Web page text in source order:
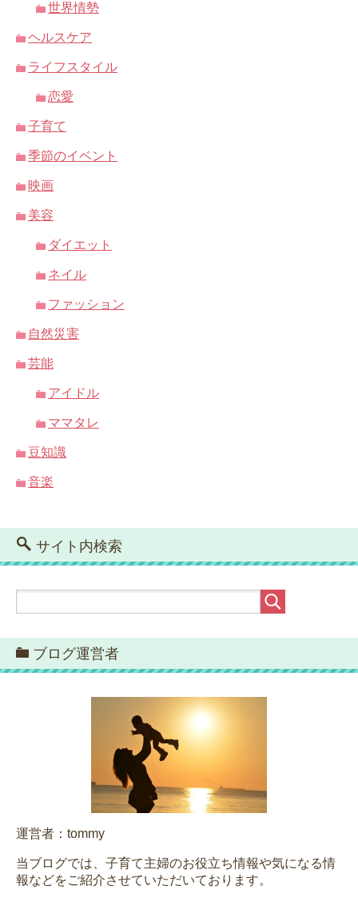
世界情勢
ヘルスケア
ライフスタイル
恋愛
子育て
季節のイベント
映画
美容
ダイエット
ネイル
ファッション
自然災害
芸能
アイドル
ママタレ
豆知識
音楽
サイト内検索
ブログ運営者
運営者：tommy
当ブログでは、子育て主婦のお役立ち情報や気になる情
報などをご紹介させていただいております。